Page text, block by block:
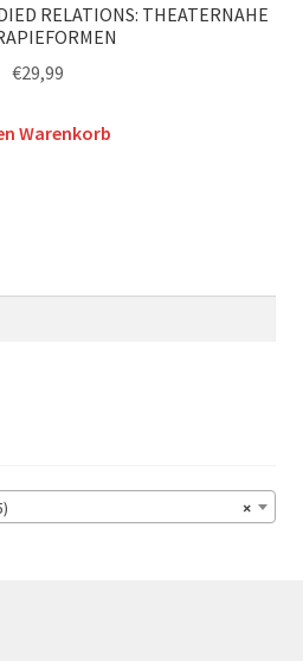
RELATIONS: THEATERNAHE
€29,99
Warenkorb
×